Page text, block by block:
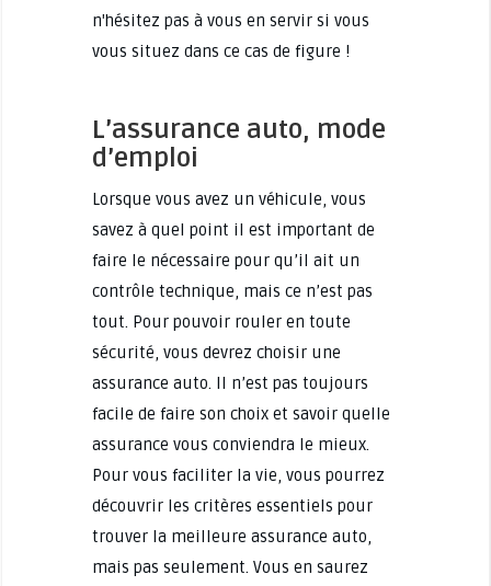
n'hésitez pas à vous en servir si vous
vous situez dans ce cas de figure !
L’assurance auto, mode
d’emploi
Lorsque vous avez un véhicule, vous
savez à quel point il est important de
faire le nécessaire pour qu’il ait un
contrôle technique, mais ce n’est pas
tout. Pour pouvoir rouler en toute
sécurité, vous devrez choisir une
assurance auto. Il n’est pas toujours
facile de faire son choix et savoir quelle
assurance vous conviendra le mieux.
Pour vous faciliter la vie, vous pourrez
découvrir les critères essentiels pour
trouver la meilleure assurance auto,
mais pas seulement. Vous en saurez